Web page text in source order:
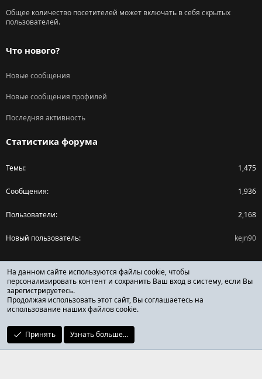
Общее количество посетителей может включать в себя скрытых
пользователей.
Что нового?
Новые сообщения
Новые сообщения профилей
Последняя активность
Статистика форума
Темы 1,475
Сообщения 1,936
Пользователи 2,168
Новый пользователь kejn90
Поделиться страницей
Facebook
X (Twitter)
Reddit
ОТЗЫВЫ ОНЛАЙН ФОРУМ
На данном сайте используются файлы cookie, чтобы
персонализировать контент и сохранить Ваш вход в систему, если Вы
зарегистрируетесь.
Продолжая использовать этот сайт, Вы соглашаетесь на
использование наших файлов cookie.
Принять Узнать больше...